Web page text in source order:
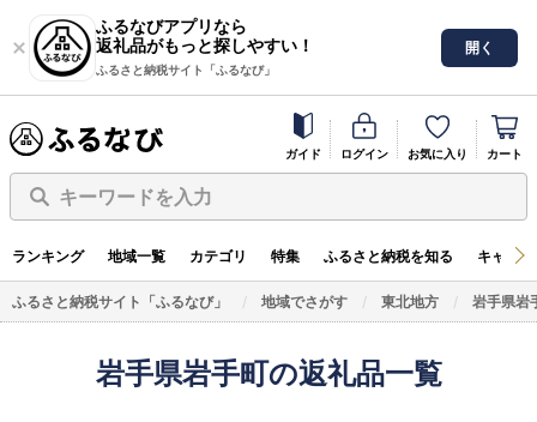
ふるなびアプリなら
返礼品がもっと探しやすい！
ふるさと納税サイト「ふるなび」
開く
ガイド ログイン お気に入り カート
キーワードを入力
ランキング 地域一覧 カテゴリ 特集 ふるさと納税を知る キャン
ふるさと納税サイト「ふるなび」 地域でさがす 東北地方 岩手県岩
岩手県岩手町の返礼品一覧